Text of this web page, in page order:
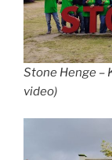
Stone Henge –
video)